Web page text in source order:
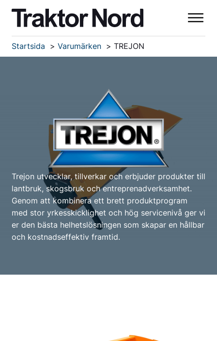
Startsida Varumärken TREJON
Trejon utvecklar, tillverkar och erbjuder produkter till
lantbruk, skogsbruk och entreprenadverksamhet.
Genom att kombinera ett brett produktprogram
med stor yrkesskicklighet och hög servicenivå ger vi
er den bästa helhetslösningen som skapar en hållbar
och kostnadseffektiv framtid.